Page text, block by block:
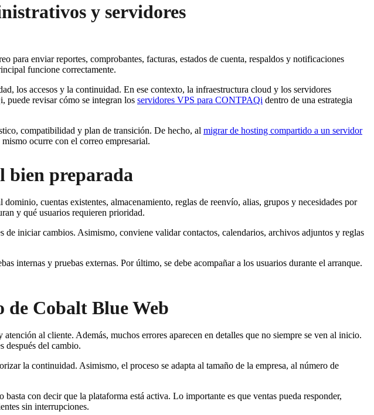
y servidores
para enviar reportes, comprobantes, facturas, estados de cuenta, respaldos y notificaciones
funcione correctamente.
los accesos y la continuidad. En ese contexto, la infraestructura cloud y los servidores
puede revisar cómo se integran los servidores VPS para CONTPAQi dentro de una estrategia
compatibilidad y plan de transición. De hecho, al migrar de hosting compartido a un servidor
ocurre con el correo empresarial.
bien preparada
cuentas existentes, almacenamiento, reglas de reenvío, alias, grupos y necesidades por
y qué usuarios requieren prioridad.
iniciar cambios. Asimismo, conviene validar contactos, calendarios, archivos adjuntos y reglas
internas y pruebas externas. Por último, se debe acompañar a los usuarios durante el arranque.
de Cobalt Blue Web
al cliente. Además, muchos errores aparecen en detalles que no siempre se ven al inicio.
después del cambio.
la continuidad. Asimismo, el proceso se adapta al tamaño de la empresa, al número de
con decir que la plataforma está activa. Lo importante es que ventas pueda responder,
sin interrupciones.